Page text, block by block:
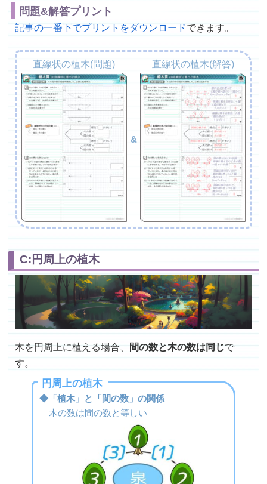
問題&解答プリント
記事の一番下でプリントをダウンロードできます。
直線状の植木(問題)
&
直線状の植木(解答)
C:円周上の植木
木を円周上に植える場合、 間の数と木の数は同じで
す。
円周上の植木
◆「植木」と「間の数」の関係
木の数は間の数と等しい